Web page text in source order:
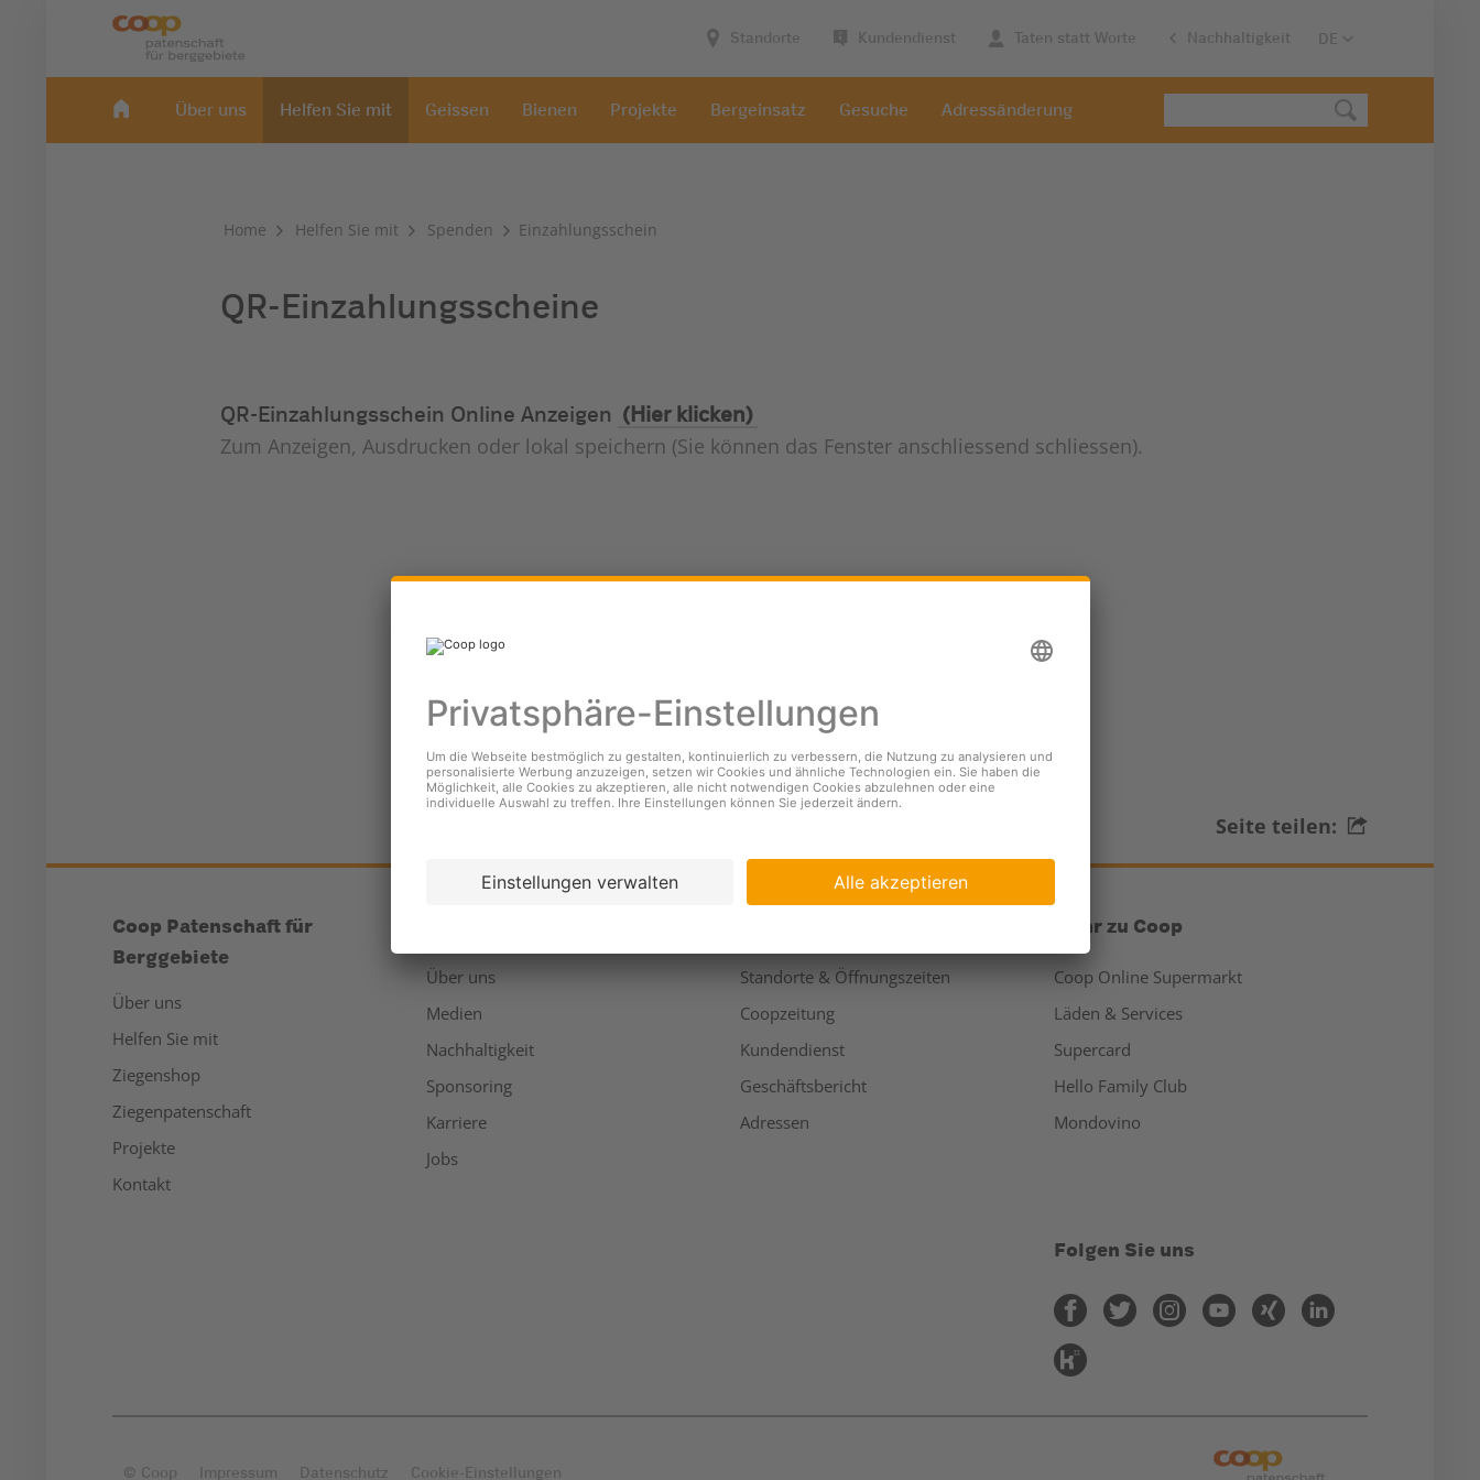
Standorte Kundendienst Taten statt Worte Nachhaltigkeit
Über uns Helfen Sie mit Geissen Bienen Projekte Bergeinsatz Gesuche Adressänderung
Home Helfen Sie mit Spenden Einzahlungsschein
QR-Einzahlungsscheine
QR-Einzahlungsschein Online Anzeigen (Hier klicken)
Zum Anzeigen, Ausdrucken oder lokal speichern (Sie können das Fenster anschliessend schliessen).
Seite teilen:
Coop Patenschaft für
Berggebiete
Über uns
Helfen Sie mit
Ziegenshop
Ziegenpatenschaft
Projekte
Kontakt
Über uns
Medien
Nachhaltigkeit
Sponsoring
Karriere
Jobs
Standorte & Öffnungszeiten
Coopzeitung
Kundendienst
Geschäftsbericht
Adressen
Mehr zu Coop
Coop Online Supermarkt
Läden & Services
Supercard
Hello Family Club
Mondovino
Folgen Sie uns
© Coop Impressum Datenschutz Cookie-Einstellungen